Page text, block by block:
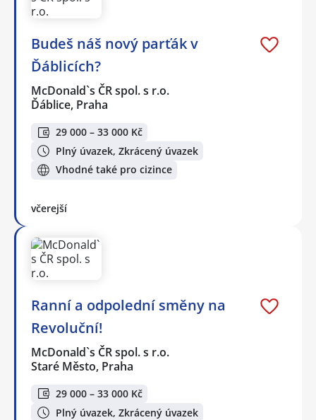
Budeš náš nový parťák v
Ďáblicích?
McDonald`s ČR spol. s r.o.
Ďáblice, Praha
29 000 – 33 000 Kč
Plný úvazek, Zkrácený úvazek
Vhodné také pro cizince
včerejší
Ranní a odpolední směny na
Revoluční!
McDonald`s ČR spol. s r.o.
Staré Město, Praha
29 000 – 33 000 Kč
Plný úvazek, Zkrácený úvazek